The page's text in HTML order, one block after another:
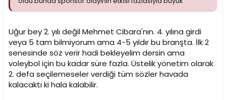
Uğur bey 2. yılı değil Mehmet Cibara'nın. 4. yılına girdi
veya 5 tam bilmiyorum ama 4-5 yıldır bu branşta. İlk 2
senesinde söz verir hadi bekleyelim dersin ama
voleybol için bu kadar süre fazla. Üstelik yönetim olarak
2. defa seçilemeseler verdiği tüm sözler havada
kalacaktı ki hala kalabilir.